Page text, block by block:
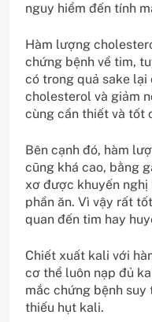
nguy hiểm đến tính
Hàm lượng
chứng bệnh về tim,
có trong quả sake lại
cholesterol và giảm
cùng cần thiết và tốt
Bên cạnh đó, hàm
cũng khá cao, bằng
xơ được khuyến nghị
phần ăn. Vì vậy rất
quan đến tim hay
Chiết xuất kali với
cơ thể luôn nạp đủ
mắc chứng bệnh
thiếu hụt kali.